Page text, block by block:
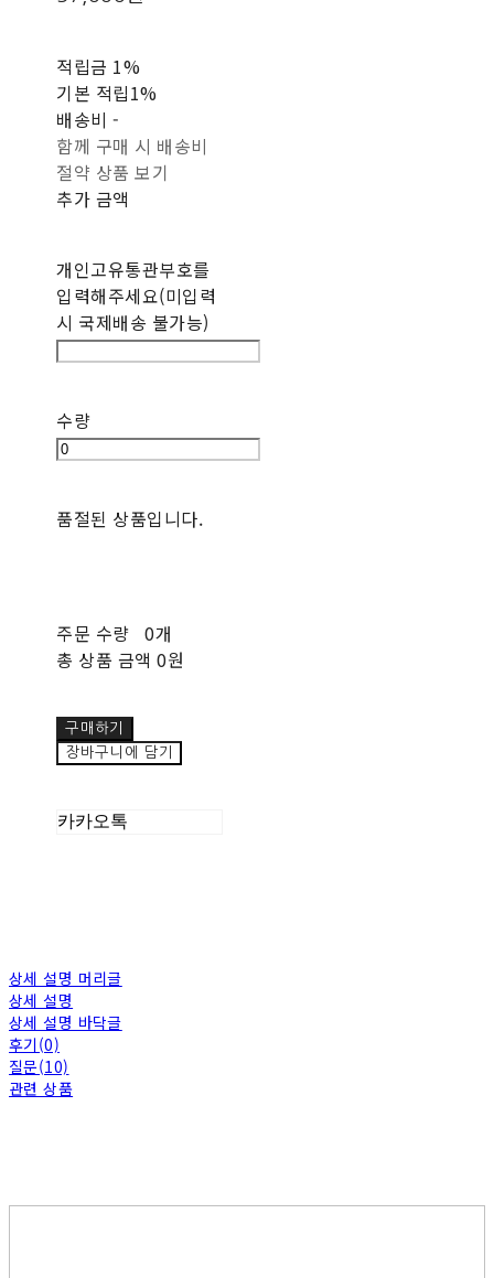
적립금 1%
기본 적립1%
배송비-
함께 구매 시 배송비
절약 상품 보기
추가 금액
개인고유통관부호를
입력해주세요(미입력
시 국제배송 불가능)
수량
품절된 상품입니다.
주문 수량 0개
총 상품 금액 0원
구매하기
장바구니에 담기
카카오톡
상세 설명 머리글
상세 설명
상세 설명 바닥글
후기(0)
질문(10)
관련 상품